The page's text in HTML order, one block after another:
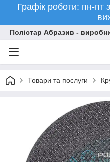
Графік роботи: пн-пт
Полістар Абразив -
Товари та послуги